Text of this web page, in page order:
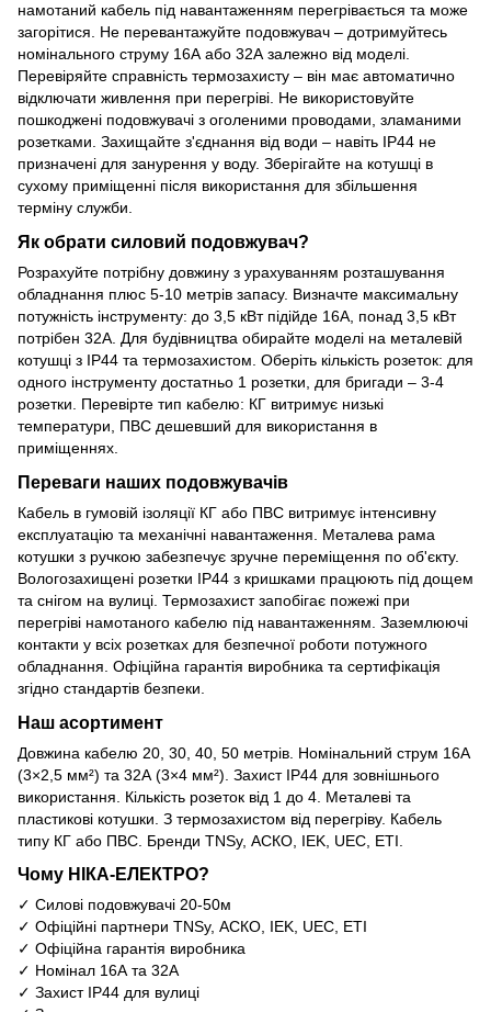
намотаний кабель під навантаженням перегрівається та може
загорітися. Не перевантажуйте подовжувач – дотримуйтесь
номінального струму 16А або 32А залежно від моделі.
Перевіряйте справність термозахисту – він має автоматично
відключати живлення при перегріві. Не використовуйте
пошкоджені подовжувачі з оголеними проводами, зламаними
розетками. Захищайте з'єднання від води – навіть IP44 не
призначені для занурення у воду. Зберігайте на котушці в
сухому приміщенні після використання для збільшення
терміну служби.
Як обрати силовий подовжувач?
Розрахуйте потрібну довжину з урахуванням розташування
обладнання плюс 5-10 метрів запасу. Визначте максимальну
потужність інструменту: до 3,5 кВт підійде 16А, понад 3,5 кВт
потрібен 32А. Для будівництва обирайте моделі на металевій
котушці з IP44 та термозахистом. Оберіть кількість розеток: для
одного інструменту достатньо 1 розетки, для бригади – 3-4
розетки. Перевірте тип кабелю: КГ витримує низькі
температури, ПВС дешевший для використання в
приміщеннях.
Переваги наших подовжувачів
Кабель в гумовій ізоляції КГ або ПВС витримує інтенсивну
експлуатацію та механічні навантаження. Металева рама
котушки з ручкою забезпечує зручне переміщення по об'єкту.
Вологозахищені розетки IP44 з кришками працюють під дощем
та снігом на вулиці. Термозахист запобігає пожежі при
перегріві намотаного кабелю під навантаженням. Заземлюючі
контакти у всіх розетках для безпечної роботи потужного
обладнання. Офіційна гарантія виробника та сертифікація
згідно стандартів безпеки.
Наш асортимент
Довжина кабелю 20, 30, 40, 50 метрів. Номінальний струм 16А
(3×2,5 мм²) та 32А (3×4 мм²). Захист IP44 для зовнішнього
використання. Кількість розеток від 1 до 4. Металеві та
пластикові котушки. З термозахистом від перегріву. Кабель
типу КГ або ПВС. Бренди TNSy, АСКО, IEK, UEC, ETI.
Чому НІКА-ЕЛЕКТРО?
✓ Силові подовжувачі 20-50м
✓ Офіційні партнери TNSy, АСКО, IEK, UEC, ETI
✓ Офіційна гарантія виробника
✓ Номінал 16А та 32А
✓ Захист IP44 для вулиці